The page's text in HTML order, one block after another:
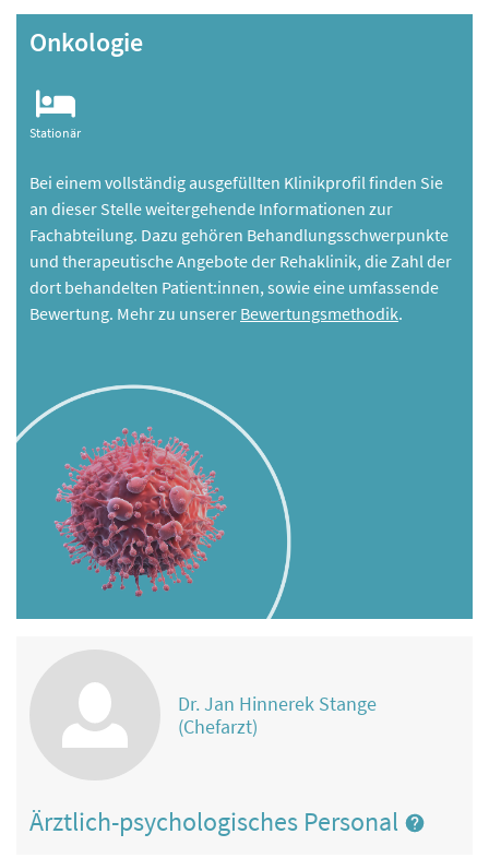
Onkologie
Stationär
Bei einem vollständig ausgefüllten Klinikprofil finden Sie
an dieser Stelle weitergehende Informationen zur
Fachabteilung. Dazu gehören Behandlungsschwerpunkte
und therapeutische Angebote der Rehaklinik, die Zahl der
dort behandelten Patient:innen, sowie eine umfassende
Bewertung. Mehr zu unserer Bewertungsmethodik.
Dr. Jan Hinnerek Stange
(Chefarzt)
Ärztlich-psychologisches Personal